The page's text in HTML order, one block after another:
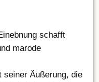
schafft
marode
seiner Äußerung, die